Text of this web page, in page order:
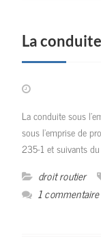
La
La conduite sous
sous l’emprise de
235-1 et suivants
droit routier
1 commentaire